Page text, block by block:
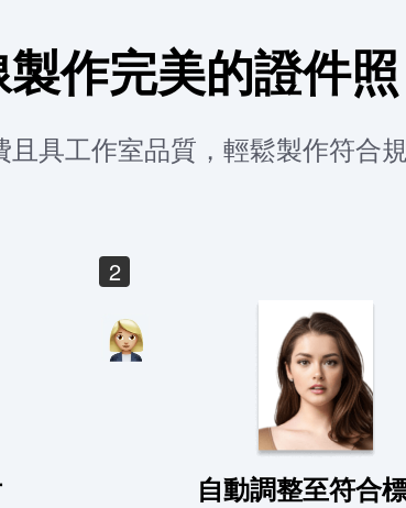
作完美的證件
具工作室品質，輕鬆製作符合
2
自動調整至符合